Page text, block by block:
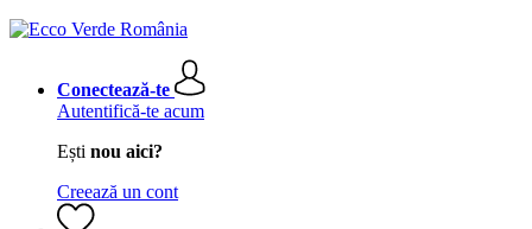
Conectează-te
Autentifică-te acum
Ești nou aici?
Creează un cont